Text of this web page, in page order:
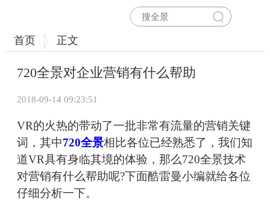
首页 正文
720全景对企业营销有什么帮助
2018-09-14 09:23:51
VR的火热的带动了一批非常有流量的营销关键
词，其中720全景相比各位已经熟悉了，我们知
道VR具有身临其境的体验，那么720全景技术
对营销有什么帮助呢?下面酷雷曼小编就给各位
仔细分析一下。